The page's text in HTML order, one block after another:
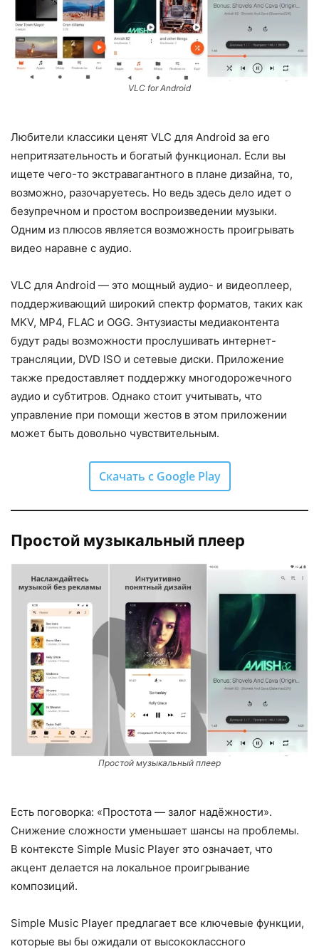
VLC for Android
Любители классики ценят VLC для Android за его
непритязательность и богатый функционал. Если вы
ищете чего-то экстравагантного в плане дизайна, то,
возможно, разочаруетесь. Но ведь здесь дело идет о
безупречном и простом воспроизведении музыки.
Одним из плюсов является возможность проигрывать
видео наравне с аудио.
VLC для Android — это мощный аудио- и видеоплеер,
поддерживающий широкий спектр форматов, таких как
MKV, MP4, FLAC и OGG. Энтузиасты медиаконтента
будут рады возможности прослушивать интернет-
трансляции, DVD ISO и сетевые диски. Приложение
также предоставляет поддержку многодорожечного
аудио и субтитров. Однако стоит учитывать, что
управление при помощи жестов в этом приложении
может быть довольно чувствительным.
Скачать с Google Play
Простой музыкальный плеер
Простой музыкальный плеер
Есть поговорка: «Простота — залог надёжности».
Снижение сложности уменьшает шансы на проблемы.
В контексте Simple Music Player это означает, что
акцент делается на локальное проигрывание
композиций.
Simple Music Player предлагает все ключевые функции,
которые вы бы ожидали от высококлассного